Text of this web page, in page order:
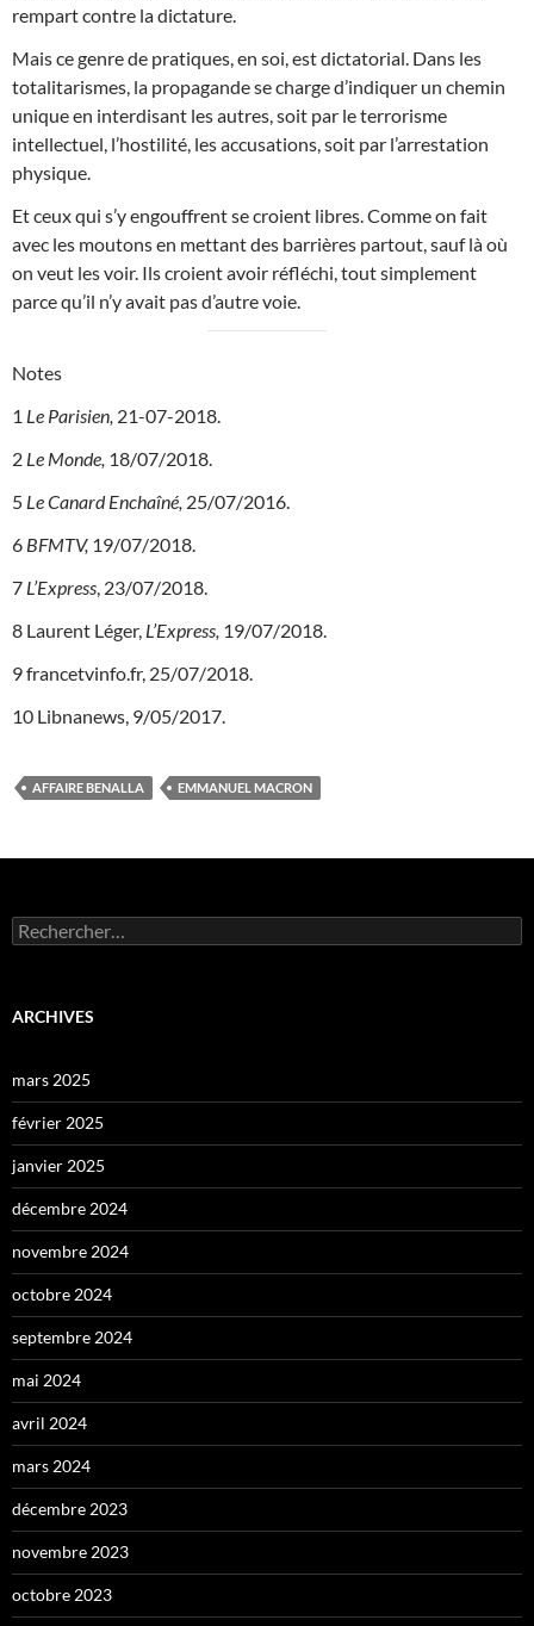
rempart contre la dictature.
Mais ce genre de pratiques, en soi, est dictatorial. Dans les
totalitarismes, la propagande se charge d’indiquer un chemin
unique en interdisant les autres, soit par le terrorisme
intellectuel, l’hostilité, les accusations, soit par l’arrestation
physique.
Et ceux qui s’y engouffrent se croient libres. Comme on fait
avec les moutons en mettant des barrières partout, sauf là où
on veut les voir. Ils croient avoir réfléchi, tout simplement
parce qu’il n’y avait pas d’autre voie.
Notes
1 Le Parisien, 21-07-2018.
2 Le Monde, 18/07/2018.
5 Le Canard Enchaîné, 25/07/2016.
6 BFMTV, 19/07/2018.
7 L’Express, 23/07/2018.
8 Laurent Léger, L’Express, 19/07/2018.
9 francetvinfo.fr, 25/07/2018.
10 Libnanews, 9/05/2017.
AFFAIRE BENALLA EMMANUEL MACRON
Rechercher :
ARCHIVES
mars 2025
février 2025
janvier 2025
décembre 2024
novembre 2024
octobre 2024
septembre 2024
mai 2024
avril 2024
mars 2024
décembre 2023
novembre 2023
octobre 2023